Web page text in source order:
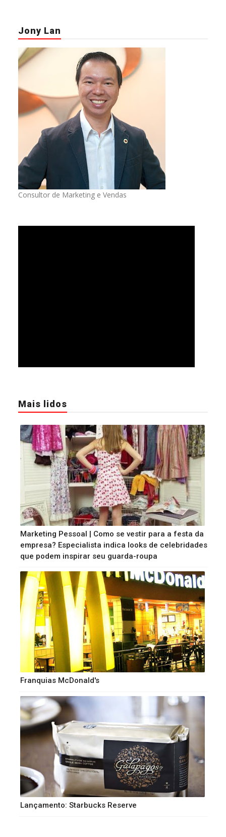
Jony Lan
Consultor de Marketing e Vendas
Mais lidos
Marketing Pessoal | Como se vestir para a festa da
empresa? Especialista indica looks de celebridades
que podem inspirar seu guarda-roupa
Franquias McDonald's
Lançamento: Starbucks Reserve